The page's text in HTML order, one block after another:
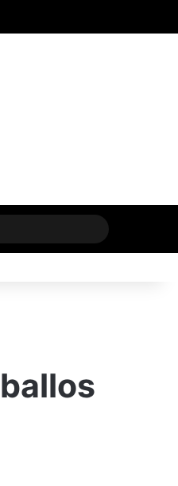
Buscar
por